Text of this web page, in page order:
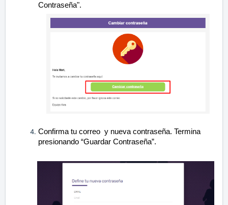
Contraseña".
Confirma tu correo y nueva contraseña. Termina
presionando “Guardar Contraseña”.